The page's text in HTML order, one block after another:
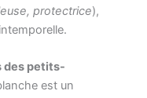
protectrice),
des petits-
est un